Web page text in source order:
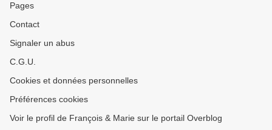
Pages
Contact
Signaler un abus
C.G.U.
Cookies et données personnelles
Préférences cookies
Voir le profil de François & Marie sur le portail Overblog